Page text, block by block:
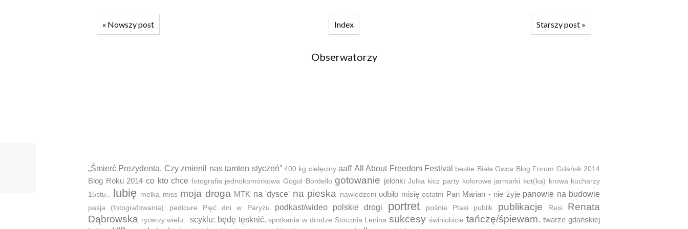
« Nowszy post Index Starszy post »
Obserwatorzy
„Śmierć Prezydenta. Czy zmienił nas tamten styczeń” 400 kg cielęciny aaff All About Freedom Festival bestie Biała Owca Blog Forum Gdańsk 2014
Blog Roku 2014 co kto chce fotografia jednokomórkowa Gogol Bordello gotowanie jelonki Julka kicz party kolorowe jarmarki kot(ka) krowa kucharzy
15stu.. lubię melka miss moja droga MTK na 'dysce' na pieska nawiedzeni odbiło misię ostatni Pan Marian - nie żyje panowie na budowie
pasja (fotografowania) pedicure Pięć dni w Paryżu podkast/wideo polskie drogi portret pośnie Ptaki publik publikacje Reis
Renata
Dąbrowska rycerzy wielu.. scyklu: będę tęsknić. spotkania w drodze Stocznia Lenina sukcesy świniobicie tańczę/śpiewam. twarze gdańskiej